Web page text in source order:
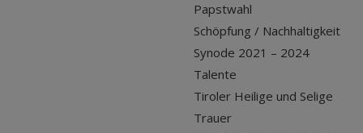
Papstwahl
Schöpfung / Nachhaltigkeit
Synode 2021 – 2024
Talente
Tiroler Heilige und Selige
Trauer